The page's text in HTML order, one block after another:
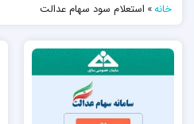
خانه» استعلام سود سهام عدالت